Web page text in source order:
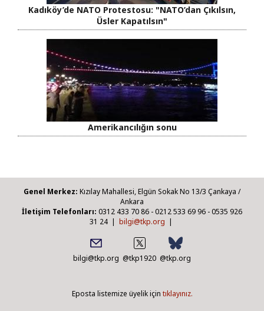
Kadıköy’de NATO Protestosu: "NATO’dan Çıkılsın,
Üsler Kapatılsın"
Amerikancılığın sonu
Genel Merkez: Kızılay Mahallesi, Elgün Sokak No 13/3 Çankaya /
Ankara
İletişim Telefonları: 0312 433 70 86 - 0212 533 69 96 - 0535 926
31 24 | bilgi@tkp.org |
bilgi@tkp.org @tkp1920 @tkp.org
Eposta listemize üyelik için tıklayınız.